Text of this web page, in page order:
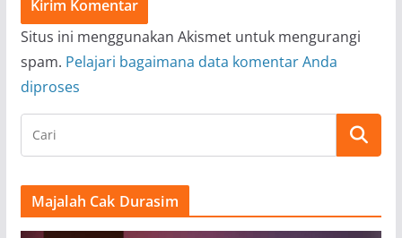
Situs ini menggunakan Akismet untuk mengurangi
spam. Pelajari bagaimana data komentar Anda
diproses
Majalah Cak Durasim